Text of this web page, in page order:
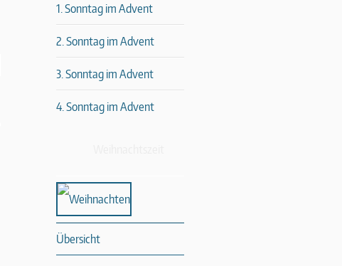
1. Sonntag im Advent
2. Sonntag im Advent
3. Sonntag im Advent
4. Sonntag im Advent
Übersicht